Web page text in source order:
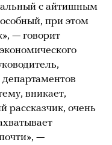
с айтишным
при этом
— говорит
вникает,
рассказчик, очень
—